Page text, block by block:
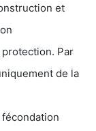
et
Par
de la
fécondation